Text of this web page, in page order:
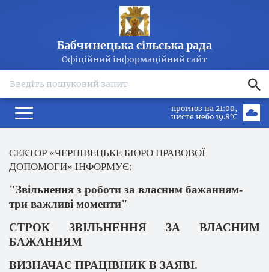
Бабчинецька сільська рада
Офіційний інформаційний сайт
прогноз на 21:00
чисте небо 19.8℃
СЕКТОР «ЧЕРНІВЕЦЬКЕ БЮРО ПРАВОВОЇ
ДОПОМОГИ» ІНФОРМУЄ:
"Звільнення з роботи за власним бажанням-
три важливі моменти"
СТРОК ЗВІЛЬНЕННЯ ЗА ВЛАСНИМ
БАЖАННЯМ
ВИЗНАЧАЄ ПРАЦІВНИК В ЗАЯВІ.